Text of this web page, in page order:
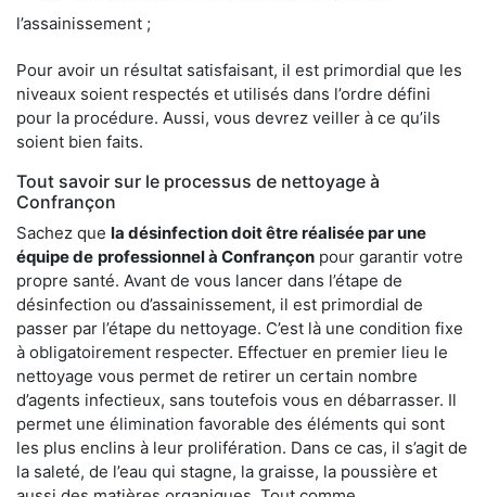
l’assainissement ;
Pour avoir un résultat satisfaisant, il est primordial que les
niveaux soient respectés et utilisés dans l’ordre défini
pour la procédure. Aussi, vous devrez veiller à ce qu’ils
soient bien faits.
Tout savoir sur le processus de nettoyage à
Confrançon
Sachez que la désinfection doit être réalisée par une
équipe de professionnel à Confrançon pour garantir votre
propre santé. Avant de vous lancer dans l’étape de
désinfection ou d’assainissement, il est primordial de
passer par l’étape du nettoyage. C’est là une condition fixe
à obligatoirement respecter. Effectuer en premier lieu le
nettoyage vous permet de retirer un certain nombre
d’agents infectieux, sans toutefois vous en débarrasser. Il
permet une élimination favorable des éléments qui sont
les plus enclins à leur prolifération. Dans ce cas, il s’agit de
la saleté, de l’eau qui stagne, la graisse, la poussière et